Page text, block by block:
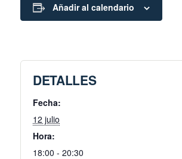
Añadir al calendario
DETALLES
Fecha:
12 julio
Hora:
18:00 - 20:30